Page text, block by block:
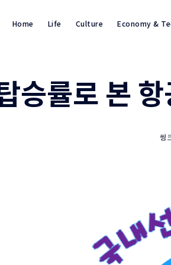
Home Life Culture Economy &
승률로 본
씽